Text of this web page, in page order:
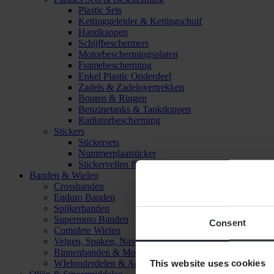
Consent
This website uses cookies
Plastic Sets
Kettinggeleider & Kettingschuif
Handkappen
Schijfbeschermers
Motorbeschermingsplaten
Framebescherming
Enkel Plastic Onderdeel
Zadels & Zadelovertrekken
Bouten & Ringen
Benzinetanks & Tankdoppen
Radiatorbescherming
Stickers
Stickersets
Nummerplaatsticker
Stickervellen & Stickers
Banden & Wielen
Crossbanden
Enduro Banden
Spijkerbanden
Supermoto Banden
Complete Wielen
Velgen, Spaken, Naven & Lagers
Binnenbanden & Mousses
WIelonderdelen & Accessoires